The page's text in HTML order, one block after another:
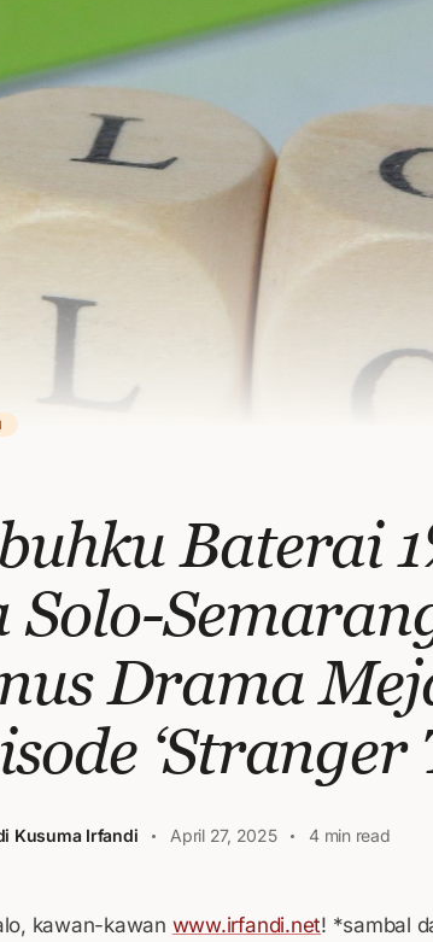
Baterai
Solo-
Drama
‘Stranger
Kusuma Irfandi April 27, 2025 4 min read
kawan-kawan www.irfandi.net! *sambal